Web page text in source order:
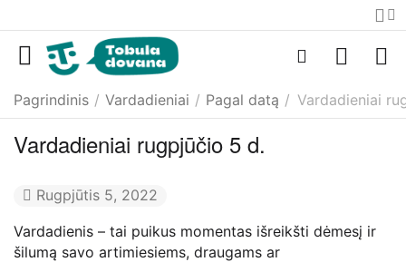
Pagrindinis / Vardadieniai / Pagal datą / Vardadieniai
Vardadieniai rugpjūčio 5 d.
Rugpjūtis 5, 2022
Vardadienis – tai puikus momentas išreikšti dėmesį ir
šilumą savo artimiesiems, draugams ar